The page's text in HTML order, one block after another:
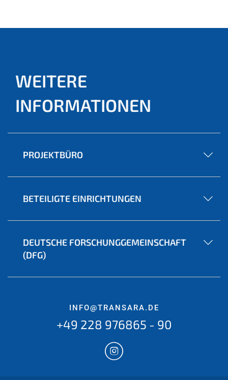
WEITERE
INFORMATIONEN
PROJEKTBÜRO
BETEILIGTE EINRICHTUNGEN
DEUTSCHE FORSCHUNGGEMEINSCHAFT
(DFG)
INFO@TRANSARA.DE
+49 228 976865 - 90